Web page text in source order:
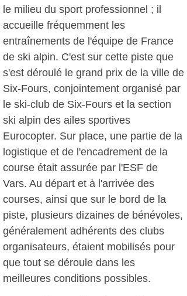
le milieu du sport professionnel ; il
accueille fréquemment les
entraînements de l'équipe de France
de ski alpin. C'est sur cette piste que
s'est déroulé le grand prix de la ville de
Six-Fours, conjointement organisé par
le ski-club de Six-Fours et la section
ski alpin des ailes sportives
Eurocopter. Sur place, une partie de la
logistique et de l'encadrement de la
course était assurée par l'ESF de
Vars. Au départ et à l'arrivée des
courses, ainsi que sur le bord de la
piste, plusieurs dizaines de bénévoles,
généralement adhérents des clubs
organisateurs, étaient mobilisés pour
que tout se déroule dans les
meilleures conditions possibles.